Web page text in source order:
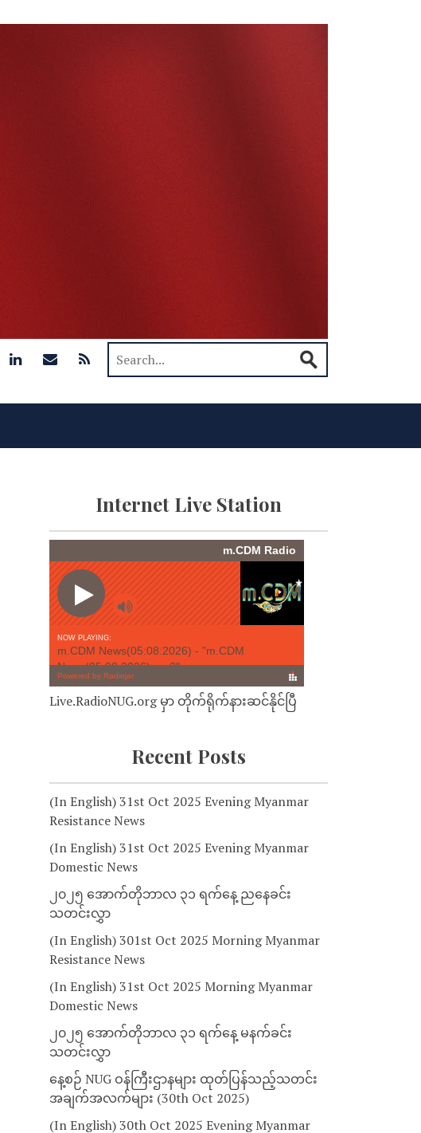
Internet Live Station
Live.RadioNUG.org မှာ တိုက်ရိုက်နားဆင်နိုင်ပြီ
Recent Posts
(In English) 31st Oct 2025 Evening Myanmar
Resistance News
(In English) 31st Oct 2025 Evening Myanmar
Domestic News
၂၀၂၅ အောက်တိုဘာလ ၃၁ ရက်နေ့ ညနေခင်း
သတင်းလွှာ
(In English) 301st Oct 2025 Morning Myanmar
Resistance News
(In English) 31st Oct 2025 Morning Myanmar
Domestic News
၂၀၂၅ အောက်တိုဘာလ ၃၁ ရက်နေ့ မနက်ခင်း
သတင်းလွှာ
နေ့စဉ် NUG ဝန်ကြီးဌာနများ ထုတ်ပြန်သည့်သတင်း
အချက်အလက်များ (30th Oct 2025)
(In English) 30th Oct 2025 Evening Myanmar